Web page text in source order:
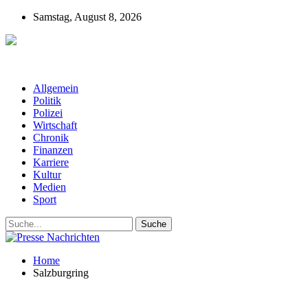
Samstag, August 8, 2026
Allgemein
Politik
Polizei
Wirtschaft
Chronik
Finanzen
Karriere
Kultur
Medien
Sport
Home
Salzburgring